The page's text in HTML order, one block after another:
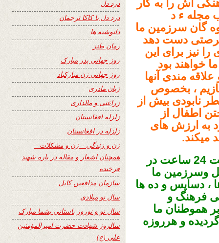
اش را به کار
مجله ء د
گان سرزمین ما
فرصتی دست دهد
صفحه ای را نیز برای این
خواهند بود
مندی آنها
، بخصوص
نابودی بیش از
اطفال از
به ارزش های
میکند.
و اما تجلیل از هفدهمین بهار نشراتی سایت 24 ساعت در
وسرزمین ما
، دسایس و ده ها
فرهنگ و
هموطنان ما
و هرروزه
درد دل
درد دل با کاکا ترجمان
دلنوشته ها
رمان طنز
روز جهانی پدر مبارک
روز جهانی زن مبارکباد
زبان مادری
زراعتی و مالداری
زلزله افغانستان
زلزله در افغانستان
زن و زندگی – زن و مشکلات –
همچنان اشعار و مقاله در باره شهید
فرخنده
سازمان مدافعین کابل
سال نو میلادی
سال نو و نوروز باستانی بشما مبارک
سالروز شهادت حضرت امیرالمؤمنین
علی (ع)